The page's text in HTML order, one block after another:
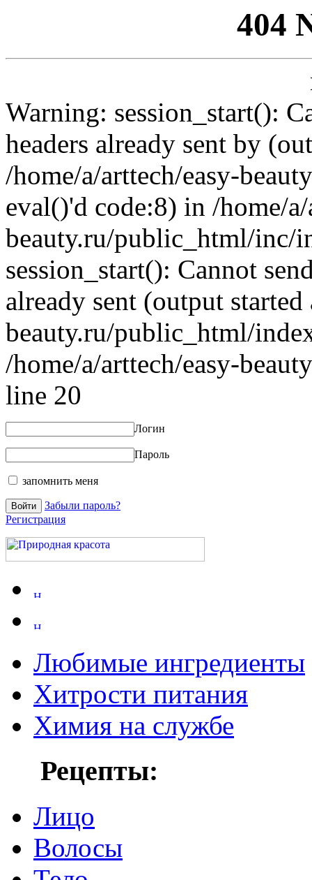
404
Warning: session_start():
headers already sent by
/home/a/arttech/easy-
eval()'d code:8) in /home/
beauty.ru/public_html/inc/
session_start(): Cannot
already sent (output
beauty.ru/public_html/
/home/a/arttech/easy-
line 20
Логин
Пароль
запомнить меня
Забыли пароль?
Регистрация
Любимые ингредиенты
Хитрости питания
Химия на службе
Рецепты:
Лицо
Волосы